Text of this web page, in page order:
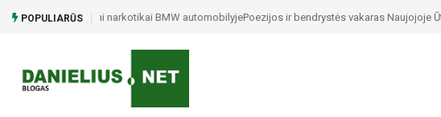
POPULIARŪS Poezijos ir bendrystės vakaras Naujojoje Ūtoje: Vinco Mykolaičio-